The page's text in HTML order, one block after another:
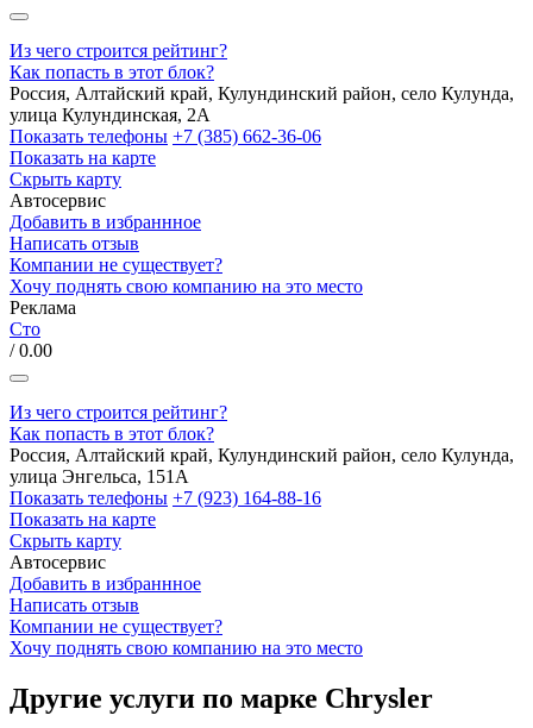
Из чего строится рейтинг?
Как попасть в этот блок?
Россия, Алтайский край, Кулундинский район, село Кулунда,
улица Кулундинская, 2А
Показать телефоны +7 (385) 662-36-06
Показать на карте
Скрыть карту
Автосервис
Добавить в избраннное
Написать отзыв
Компании не существует?
Хочу поднять свою компанию на это место
Реклама
Сто
/ 0.00
Из чего строится рейтинг?
Как попасть в этот блок?
Россия, Алтайский край, Кулундинский район, село Кулунда,
улица Энгельса, 151А
Показать телефоны +7 (923) 164-88-16
Показать на карте
Скрыть карту
Автосервис
Добавить в избраннное
Написать отзыв
Компании не существует?
Хочу поднять свою компанию на это место
Другие услуги по марке Chrysler